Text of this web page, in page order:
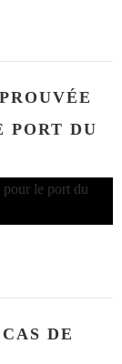
PORT DU
DE